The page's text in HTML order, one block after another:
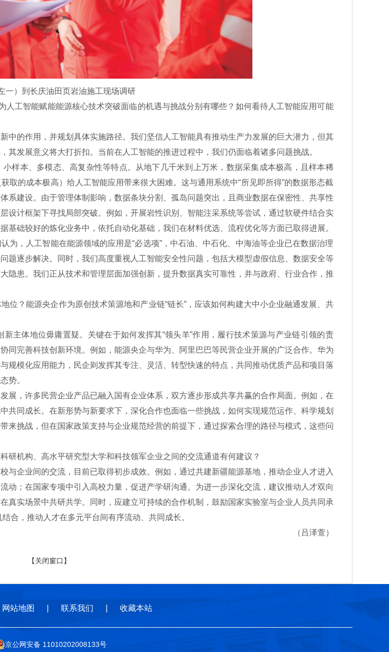
一）到长庆油田页岩油施工现场调研
工智能赋能能源核心技术突破面临的机遇与挑战分别有哪些？如何看待人工智能应用可能
的作用，并规划具体实施路径。我们坚信人工智能具有推动生产力发展的巨大潜力，但其
发展意义将大打折扣。当前在人工智能的推进过程中，我们仍面临着诸多问题挑战。
本、多模态、高复杂性等特点。从地下几千米到上万米，数据采集成本极高，且样本稀
取的成本极高）给人工智能应用带来很大困难。这与通用系统中“所见即所得”的数据形态截
系建设。由于管理体制影响，数据条块分割、孤岛问题突出，且商业数据在保密性、共享性
设计框架下寻找局部突破。例如，开展岩性识别、智能注采系统等尝试，通过软硬件结合实
础较好的炼化业务中，依托自动化基础，我们在材料优选、流程优化等方面已取得进展。
为，人工智能在能源领域的应用是“必选项”，中石油、中石化、中海油等企业已在数据治理
题逐步解决。同时，我们高度重视人工智能安全性问题，包括大模型虚假信息、数据安全等
隐患。我们正从技术和管理层面加强创新，提升数据真实可靠性，并与政府、行业合作，推
？能源央企作为原创技术策源地和产业链“链长”，应该如何构建大中小企业融通发展、共
体地位毋庸置疑。关键在于如何发挥其“领头羊”作用，履行技术策源与产业链引领的责
同完善科技创新环境。例如，能源央企与华为、阿里巴巴等民营企业开展的广泛合作。华为
规模化应用能力，民企则发挥其专注、灵活、转型快速的特点，共同推动优质产品和项目落
势。
，许多民营企业产品已融入国有企业体系，双方逐步形成共享共赢的合作局面。例如，在
共同成长。在新形势与新要求下，深化合作也面临一些挑战，如何实现规范运作、科学规划
来挑战，但在国家政策支持与企业规范经营的前提下，通过探索合理的路径与模式，这些问
机构、高水平研究型大学和科技领军企业之间的交流通道有何建议？
企业间的交流，目前已取得初步成效。例如，通过共建新疆能源基地，推动企业人才进入
动；在国家专项中引入高校力量，促进产学研沟通。为进一步深化交流，建议推动人才双向
真实场景中共研共学。同时，应建立可持续的合作机制，鼓励国家实验室与企业人员共同承
合，推动人才在多元平台间有序流动、共同成长。
（吕泽萱）
【关闭窗口】
网站地图 联系我们 收藏本站
京公网安备 11010202008133号